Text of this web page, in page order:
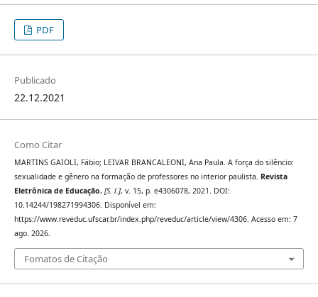
PDF
Publicado
22.12.2021
Como Citar
MARTINS GAIOLI, Fábio; LEIVAR BRANCALEONI, Ana Paula. A força do silêncio:
sexualidade e gênero na formação de professores no interior paulista. Revista
Eletrônica de Educação, [S. l.], v. 15, p. e4306078, 2021. DOI:
10.14244/198271994306. Disponível em:
https://www.reveduc.ufscar.br/index.php/reveduc/article/view/4306. Acesso em: 7
ago. 2026.
Fomatos de Citação